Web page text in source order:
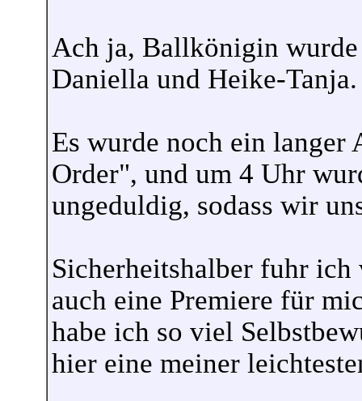
Ach ja, Ballkönigin
Daniella und Heike-Tanja.
Es wurde noch ein
Order", und um 4 Uhr
ungeduldig, sodass wir
Sicherheitshalber fuhr
auch eine Premiere für
habe ich so viel
hier eine meiner